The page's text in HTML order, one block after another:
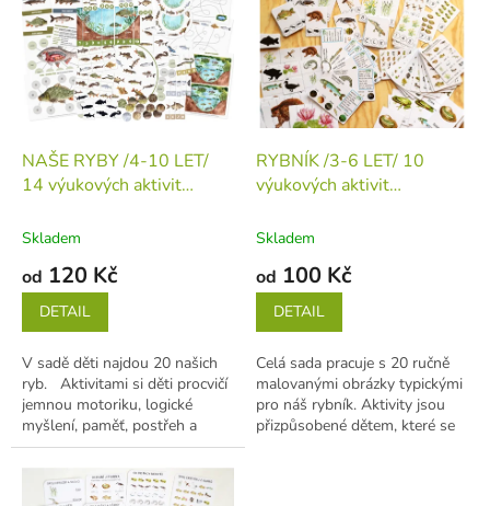
p
NAŠE RYBY /4-10 LET/
14 výukových aktivit
listech)
Skladem
od 120 Kč
DETAIL
V sadě děti najdou 20 našich
ryb. Aktivitami si děti procvičí
jemnou motoriku, logické
myšlení, paměť, postřeh a
dozvědí se mnoho informací
o...
RYBNÍK /3-6 LET/ 10
výukových aktivit
listech)
Skladem
od 100 Kč
DETAIL
Celá sada pracuje s 20 ručně
malovanými obrázky typickými
pro náš rybník. Aktivity jsou
přizpůsobené dětem, které se